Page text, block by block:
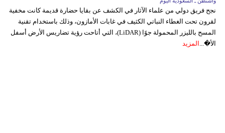
نجح فريق دولي من علماء الآثار في الكشف عن بقايا حضارة قديمة كانت مخفية
لقرون تحت الغطاء النباتي الكثيف في غابات الأمازون، وذلك باستخدام تقنية
المسح بالليزر المحمولة جوًا (LiDAR)، التي أتاحت رؤية تضاريس الأرض أسفل
الأ�... المزيد